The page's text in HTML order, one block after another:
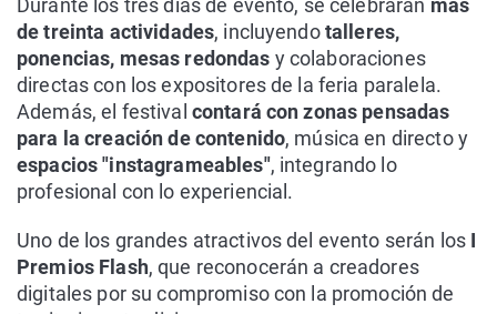
Durante los tres días de evento, se celebrarán más
de treinta actividades, incluyendotalleres,
ponencias, mesas redondas y colaboraciones
directas con los expositores de la feria paralela.
Además, el festival contará con zonas pensadas
para la creación de contenido, música en directo y
espacios "instagrameables", integrando lo
profesional con lo experiencial.
Uno de los grandes atractivos del evento serán los I
Premios Flash, que reconocerán a creadores
digitales por su compromiso con la promoción de